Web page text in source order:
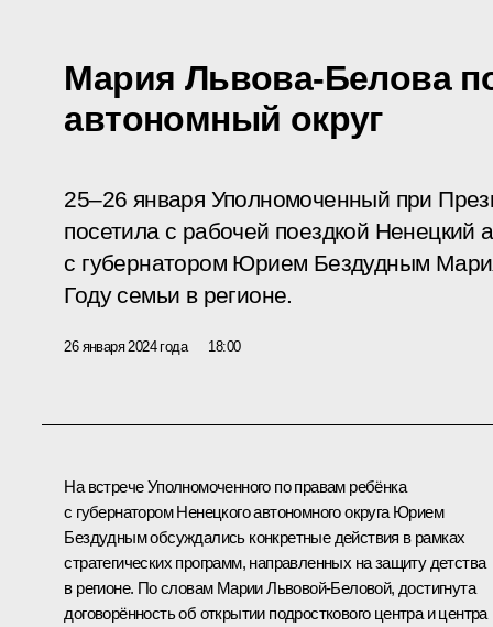
Мария Львова-Белова
автономный округ
25–26 января Уполномоченный при
посетила с рабочей поездкой Ненецкий
с губернатором Юрием Бездудным
Году семьи в регионе.
26 января 2024 года 18:00
На встрече Уполномоченного по правам ребёнка
с губернатором Ненецкого автономного округа Юрием
Бездуднымобсуждались конкретные действия в рамках
стратегических программ, направленных на защиту детства
в регионе. По словам Марии Львовой-Беловой, достигнута
договорённость об открытии подросткового центра и центра